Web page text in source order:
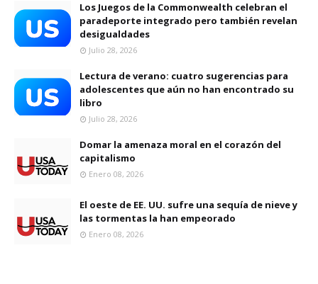
Los Juegos de la Commonwealth celebran el
paradeporte integrado pero también revelan
desigualdades
Julio 28, 2026
Lectura de verano: cuatro sugerencias para
adolescentes que aún no han encontrado su
libro
Julio 28, 2026
Domar la amenaza moral en el corazón del
capitalismo
Enero 08, 2026
El oeste de EE. UU. sufre una sequía de nieve y
las tormentas la han empeorado
Enero 08, 2026